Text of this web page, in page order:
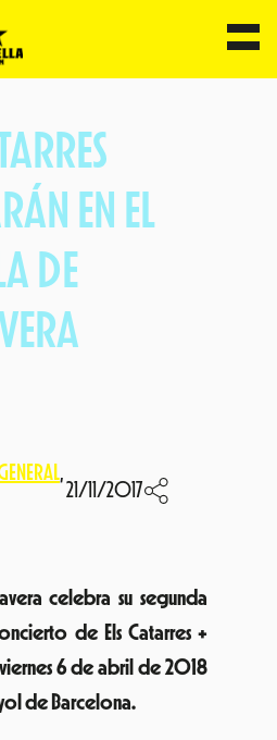
EN EL
DE
21/11/2017
celebra su segunda
de Els Catarres +
6 de abril de 2018
de Barcelona.